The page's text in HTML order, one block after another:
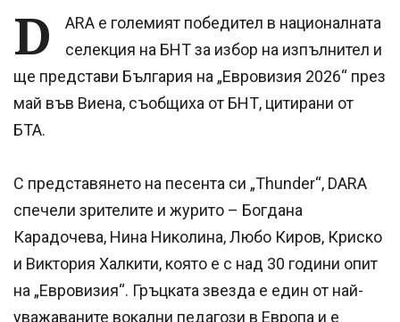
D
ARA е големият победител в националната
селекция на БНТ за избор на изпълнител и
ще представи България на „Евровизия 2026“ през
май във Виена, съобщиха от БНТ, цитирани от
БТА.
С представянето на песента си „Thunder“, DARA
спечели зрителите и журито – Богдана
Карадочева, Нина Николина, Любо Киров, Криско
и Виктория Халкити, която е с над 30 години опит
на „Евровизия“. Гръцката звезда е един от най-
уважаваните вокални педагози в Европа и е